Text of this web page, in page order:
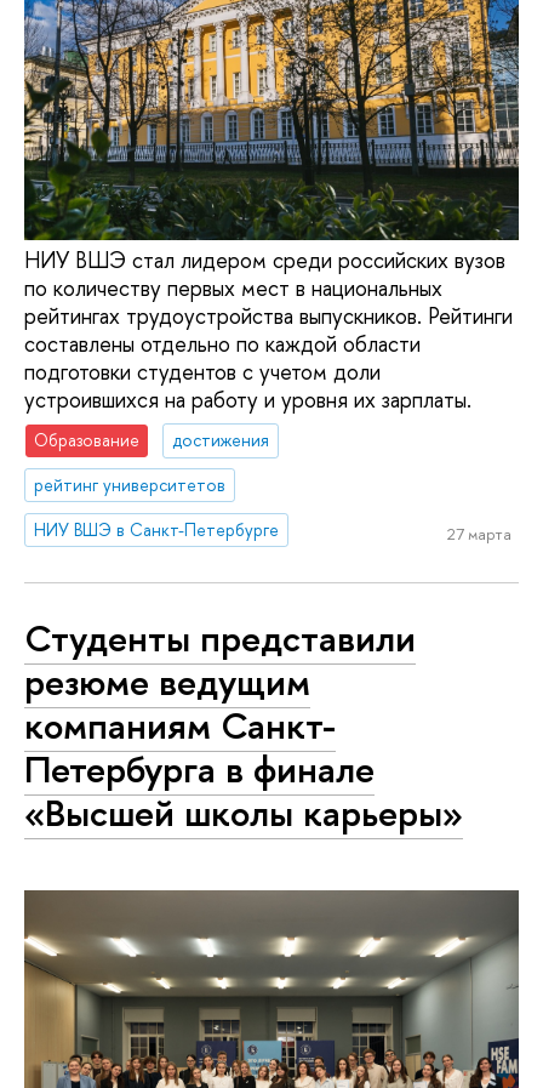
НИУ ВШЭ стал лидером среди российских вузов
по количеству первых мест в национальных
рейтингах трудоустройства выпускников. Рейтинги
составлены отдельно по каждой области
подготовки студентов с учетом доли
устроившихся на работу и уровня их зарплаты.
Образование
достижения
рейтинг университетов
НИУ ВШЭ в Санкт-Петербурге
27 марта
Студенты представили
резюме ведущим
компаниям Санкт-
Петербурга в финале
«Высшей школы карьеры»